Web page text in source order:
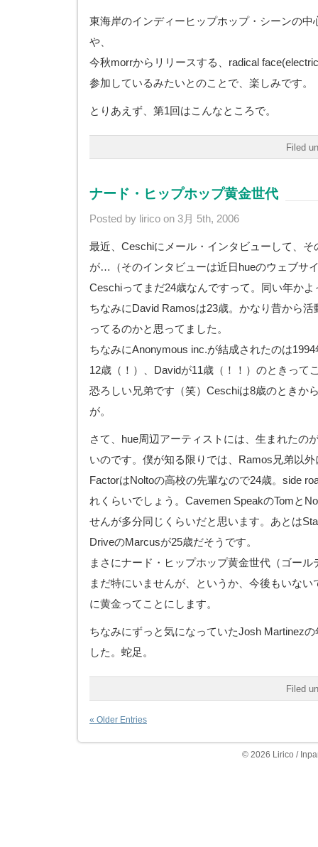
東海岸のインディーヒップホップ・シーンの中
や、
今秋morrからリリースする、radical
参加しているみたいとのことで、楽しみです。
とりあえず、第1回はこんなところで。
Filed
ナード・ヒップホップ黄金世代
Posted by lirico on 3月 5th, 2006
最近、Ceschiにメール・インタビューして、
が…（そのインタビューは近日hueのウェブサ
Ceschiってまだ24歳なんですって。同い年か
ちなみにDavid Ramosは23歳。かなり昔から
ってるのかと思ってました。
ちなみにAnonymous inc.が結成されたのは
12歳（！）、Davidが11歳（！！）のときって
恐ろしい兄弟です（笑）Ceschiは8歳のときか
が。
さて、hue周辺アーティストには、生まれたの
いのです。僕が知る限りでは、Ramos兄弟以
FactorはNoltoの高校の先輩なので24歳。side
れくらいでしょう。Cavemen SpeakのTomと
せんが多分同じくらいだと思います。あとは
DriveのMarcusが25歳だそうです。
まさにナード・ヒップホップ黄金世代（ゴー
まだ特にいませんが、というか、今後もいな
に黄金ってことにします。
ちなみにずっと気になっていたJosh Martinez
した。蛇足。
Filed
« Older Entries
© 2026 Lirico /